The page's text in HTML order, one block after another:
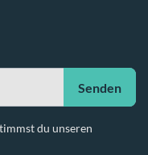
Senden
du unseren